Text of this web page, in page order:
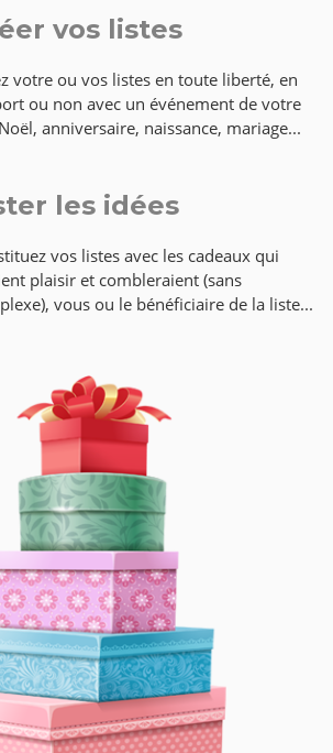
vos listes
votre ou vos listes en toute liberté, en
ou non avec un événement de votre
anniversaire, naissance, mariage...
les idées
vos listes avec les cadeaux qui
plaisir et combleraient (sans
vous ou le bénéficiaire de la liste...